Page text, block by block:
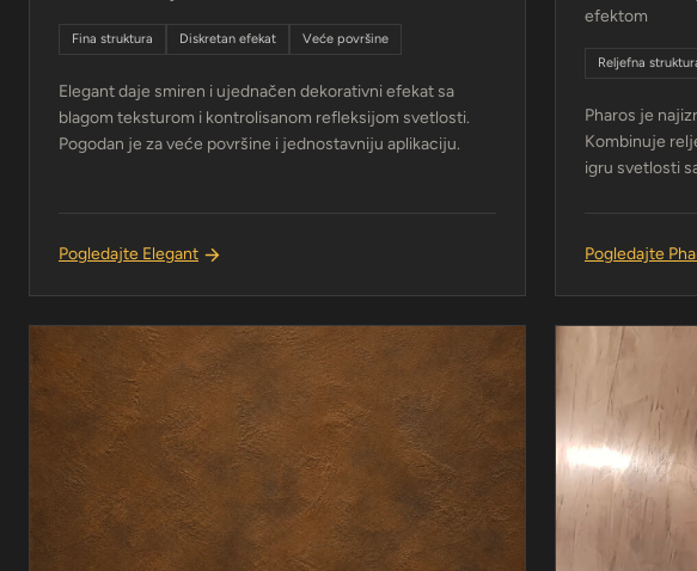
Fina struktura Diskretan efekat Veće površine
Elegant daje smiren i ujednačen dekorativni efekat sa
blagom teksturom i kontrolisanom refleksijom svetlosti.
Pogodan je za veće površine i jednostavniju aplikaciju.
Pogledajte Elegant
efektom
Reljefna
Pharos je
Kombinuje
igru svetlosti
Pogledajte